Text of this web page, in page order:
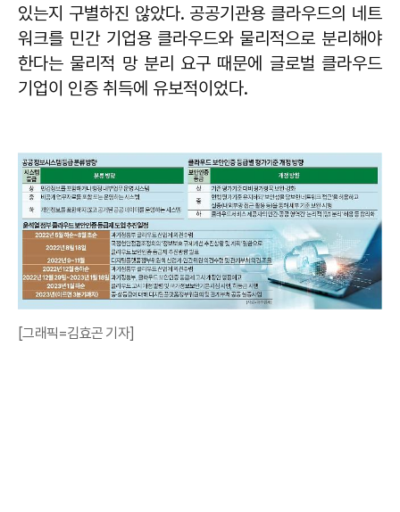
있는지 구별하진 않았다. 공공기관용 클라우드의 네트
워크를 민간 기업용 클라우드와 물리적으로 분리해야
한다는 물리적 망 분리 요구 때문에 글로벌 클라우드
기업이 인증 취득에 유보적이었다.
[그래픽=김효곤 기자]